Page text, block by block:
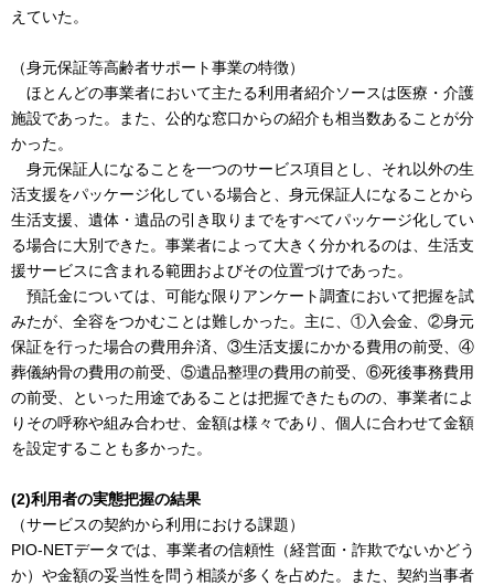
えていた。
（身元保証等高齢者サポート事業の特徴）
ほとんどの事業者において主たる利用者紹介ソースは医療・介護
施設であった。また、公的な窓口からの紹介も相当数あることが分
かった。
身元保証人になることを一つのサービス項目とし、それ以外の生
活支援をパッケージ化している場合と、身元保証人になることから
生活支援、遺体・遺品の引き取りまでをすべてパッケージ化してい
る場合に大別できた。事業者によって大きく分かれるのは、生活支
援サービスに含まれる範囲およびその位置づけであった。
預託金については、可能な限りアンケート調査において把握を試
みたが、全容をつかむことは難しかった。主に、①入会金、②身元
保証を行った場合の費用弁済、③生活支援にかかる費用の前受、④
葬儀納骨の費用の前受、⑤遺品整理の費用の前受、⑥死後事務費用
の前受、といった用途であることは把握できたものの、事業者によ
りその呼称や組み合わせ、金額は様々であり、個人に合わせて金額
を設定することも多かった。
(2)利用者の実態把握の結果
（サービスの契約から利用における課題）
PIO-NETデータでは、事業者の信頼性（経営面・詐欺でないかどう
か）や金額の妥当性を問う相談が多くを占めた。また、契約当事者